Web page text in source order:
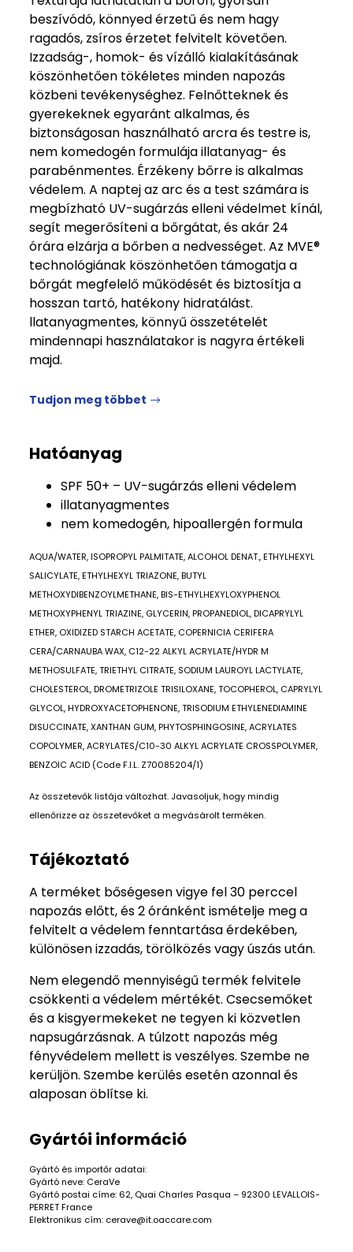
beszívódó, könnyed érzetű és nem hagy
ragadós, zsíros érzetet felvitelt követően.
Izzadság-, homok- és vízálló kialakításának
köszönhetően tökéletes minden napozás
közbeni tevékenységhez. Felnőtteknek és
gyerekeknek egyaránt alkalmas, és
biztonságosan használható arcra és testre is,
nem komedogén formulája illatanyag- és
parabénmentes. Érzékeny bőrre is alkalmas
védelem. A naptej az arc és a test számára is
megbízható UV-sugárzás elleni védelmet kínál,
segít megerősíteni a bőrgátat, és akár 24
órára elzárja a bőrben a nedvességet. Az MVE®
technológiának köszönhetően támogatja a
bőrgát megfelelő működését és biztosítja a
hosszan tartó, hatékony hidratálást.
llatanyagmentes, könnyű összetételét
mindennapi használatakor is nagyra értékeli
majd.
Tudjon meg többet
Hatóanyag
SPF 50+ – UV-sugárzás elleni védelem
illatanyagmentes
nem komedogén, hipoallergén formula
AQUA/WATER, ISOPROPYL PALMITATE, ALCOHOL DENAT., ETHYLHEXYL
SALICYLATE, ETHYLHEXYL TRIAZONE, BUTYL
METHOXYDIBENZOYLMETHANE, BIS-ETHYLHEXYLOXYPHENOL
METHOXYPHENYL TRIAZINE, GLYCERIN, PROPANEDIOL, DICAPRYLYL
ETHER, OXIDIZED STARCH ACETATE, COPERNICIA CERIFERA
CERA/CARNAUBA WAX, C12-22 ALKYL ACRYLATE/HYDR M
METHOSULFATE, TRIETHYL CITRATE, SODIUM LAUROYL LACTYLATE,
CHOLESTEROL, DROMETRIZOLE TRISILOXANE, TOCOPHEROL, CAPRYLYL
GLYCOL, HYDROXYACETOPHENONE, TRISODIUM ETHYLENEDIAMINE
DISUCCINATE, XANTHAN GUM, PHYTOSPHINGOSINE, ACRYLATES
COPOLYMER, ACRYLATES/C10-30 ALKYL ACRYLATE CROSSPOLYMER,
BENZOIC ACID (Code F.I.L. Z70085204/1)
Az összetevők listája változhat. Javasoljuk, hogy mindig
ellenőrizze az összetevőket a megvásárolt terméken.
Tájékoztató
A terméket bőségesen vigye fel 30 perccel
napozás előtt, és 2 óránként ismételje meg a
felvitelt a védelem fenntartása érdekében,
különösen izzadás, törölközés vagy úszás után.
Nem elegendő mennyiségű termék felvitele
csökkenti a védelem mértékét. Csecsemőket
és a kisgyermekeket ne tegyen ki közvetlen
napsugárzásnak. A túlzott napozás még
fényvédelem mellett is veszélyes. Szembe ne
kerüljön. Szembe kerülés esetén azonnal és
alaposan öblítse ki.
Gyártói információ
Gyártó és importőr adatai:
Gyártó neve: CeraVe
Gyártó postai címe: 62, Quai Charles Pasqua – 92300 LEVALLOIS-
PERRET France
Elektronikus cím: cerave@it.oaccare.com